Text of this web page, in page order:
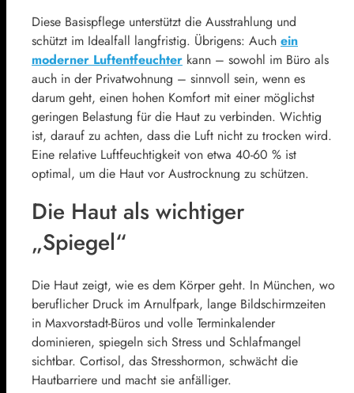
Diese Basispflege unterstützt die Ausstrahlung und
schützt im Idealfall langfristig. Übrigens: Auch ein
moderner Luftentfeuchter kann – sowohl im Büro als
auch in der Privatwohnung – sinnvoll sein, wenn es
darum geht, einen hohen Komfort mit einer möglichst
geringen Belastung für die Haut zu verbinden. Wichtig
ist, darauf zu achten, dass die Luft nicht zu trocken wird.
Eine relative Luftfeuchtigkeit von etwa 40-60 % ist
optimal, um die Haut vor Austrocknung zu schützen.
Die Haut als wichtiger
„Spiegel“
Die Haut zeigt, wie es dem Körper geht. In München, wo
beruflicher Druck im Arnulfpark, lange Bildschirmzeiten
in Maxvorstadt-Büros und volle Terminkalender
dominieren, spiegeln sich Stress und Schlafmangel
sichtbar. Cortisol, das Stresshormon, schwächt die
Hautbarriere und macht sie anfälliger.